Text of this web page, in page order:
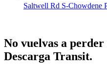
Saltwell Rd S-Chowdene
No vuelvas a perder
Descarga Transit.